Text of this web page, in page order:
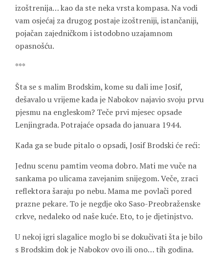
izoštrenija… kao da ste neka vrsta kompasa. Na vodi
vam osjećaj za drugog postaje izoštreniji, istančaniji,
pojačan zajedničkom i istodobno uzajamnom
opasnošću.
***
Šta se s malim Brodskim, kome su dali ime Josif,
dešavalo u vrijeme kada je Nabokov najavio svoju prvu
pjesmu na engleskom? Teče prvi mjesec opsade
Lenjingrada. Potrajaće opsada do januara 1944.
Kada ga se bude pitalo o opsadi, Josif Brodski će reći:
Jednu scenu pamtim veoma dobro. Mati me vuče na
sankama po ulicama zavejanim snijegom. Veče, zraci
reflektora šaraju po nebu. Mama me povlači pored
prazne pekare. To je negdje oko Saso-Preobraženske
crkve, nedaleko od naše kuće. Eto, to je djetinjstvo.
U nekoj igri slagalice moglo bi se dokučivati šta je bilo
s Brodskim dok je Nabokov ovo ili ono… tih godina.